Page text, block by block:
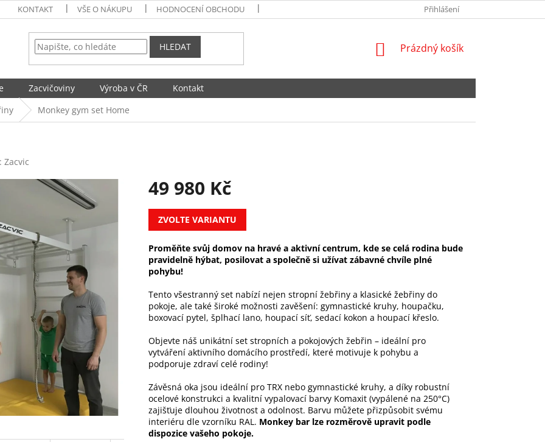
KONTAKT VŠE O NÁKUPU HODNOCENÍ OBCHODU SPOLUPRACUJTE S NÁMI
Přihlášení
HLEDAT
NÁKUPNÍ
Prázdný košík
Zacvičoviny Výroba v ČR
Kontakt
Monkey gym set Home
Zacvic
49 980 Kč
Měrná
cena:
ZVOLTE VARIANTU
Proměňte svůj domov na hravé a aktivní centrum, kde se celá rodina bude
pravidelně hýbat, posilovat a společně si užívat zábavné chvíle plné
pohybu!
Tento všestranný set nabízí nejen stropní žebřiny a klasické žebřiny do
pokoje, ale také široké možnosti zavěšení: gymnastické kruhy, houpačku,
boxovací pytel, šplhací lano, houpací síť, sedací kokon a houpací křeslo.
Objevte náš unikátní set stropních a pokojových žebřin – ideální pro
vytváření aktivního domácího prostředí, které motivuje k pohybu a
podporuje zdraví celé rodiny!
Závěsná oka jsou ideální pro TRX nebo gymnastické kruhy, a díky robustní
ocelové konstrukci a kvalitní vypalovací barvy Komaxit (vypálené na 250°C)
zajišťuje dlouhou životnost a odolnost. Barvu můžete přizpůsobit svému
interiéru dle vzorníku RAL. Monkey bar lze rozměrově upravit podle
dispozice vašeho pokoje.